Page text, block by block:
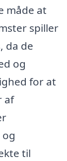
måde at
spiller
da de
og
for at
af
til